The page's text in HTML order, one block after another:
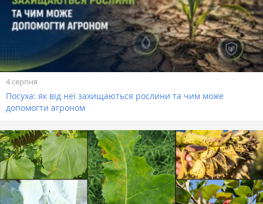
4 серпня
Посуха: як від неї захищаються рослини та чим може
допомогти агроном